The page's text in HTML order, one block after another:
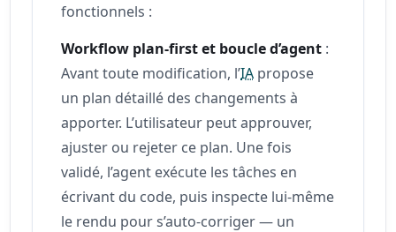
fonctionnels :
Workflow plan-first et boucle d’agent :
Avant toute modification, l’IA propose
un plan détaillé des changements à
apporter. L’utilisateur peut approuver,
ajuster ou rejeter ce plan. Une fois
validé, l’agent exécute les tâches en
écrivant du code, puis inspecte lui-même
le rendu pour s’auto-corriger — un